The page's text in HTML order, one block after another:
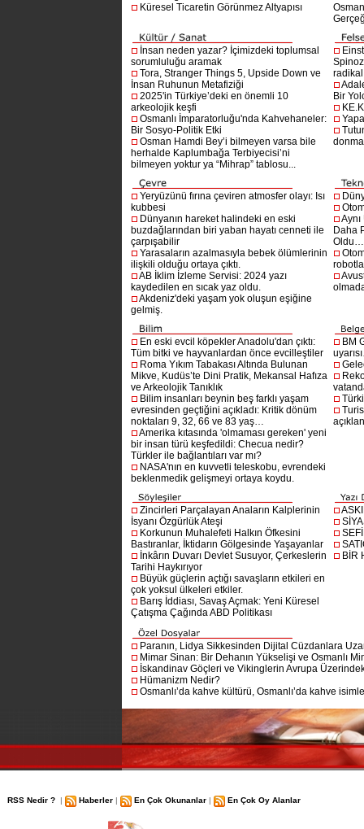
Küresel Ticaretin Görünmez Altyapısı
İnsan neden yazar? İçimizdeki toplumsal
sorumluluğu aramak
Tora, Stranger Things 5, Upside Down ve
İnsan Ruhunun Metafiziği
2025'in Türkiye’deki en önemli 10
arkeolojik keşfi
Osmanlı İmparatorluğu'nda Kahvehaneler:
Bir Sosyo-Politik Etki
Osman Hamdi Bey’i bilmeyen varsa bile
herhalde Kaplumbağa Terbiyecisi’ni
bilmeyen yoktur ya “Mihrap” tablosu...
Bir
Yeryüzünü fırına çeviren atmosfer olayı: Isı
kubbesi
Dünyanın hareket halindeki en eski
buzdağlarından biri yaban hayatı cenneti ile
çarpışabilir
Yarasaların azalmasıyla bebek ölümlerinin
ilişkili olduğu ortaya çıktı.
AB İklim İzleme Servisi: 2024 yazı
kaydedilen en sıcak yaz oldu.
Akdeniz'deki yaşam yok oluşun eşiğine
gelmiş.
Daha
Oldu…
En eski evcil köpekler Anadolu'dan çıktı:
Tüm bitki ve hayvanlardan önce evcilleştiler
Roma Yıkım Tabakası Altında Bulunan
Mikve, Kudüs’te Dini Pratik, Mekansal Hafıza
ve Arkeolojik Tanıklık
Bilim insanları beynin beş farklı yaşam
evresinden geçtiğini açıkladı: Kritik dönüm
noktaları 9, 32, 66 ve 83 yaş…
Amerika kıtasında 'olmaması gereken' yeni
bir insan türü keşfedildi: Checua nedir?
Türkler ile bağlantıları var mı?
NASA'nın en kuvvetli teleskobu, evrendeki
beklenmedik gelişmeyi ortaya koydu.
BM
Zincirleri Parçalayan Anaların Kalplerinin
İsyanı Özgürlük Ateşi
Korkunun Muhalefeti Halkın Öfkesini
Bastıranlar, İktidarın Gölgesinde Yaşayanlar
İnkârın Duvarı Devlet Susuyor, Çerkeslerin
Tarihi Haykırıyor
Büyük güçlerin açtığı savaşların etkileri en
çok yoksul ülkeleri etkiler.
Barış İddiası, Savaş Açmak: Yeni Küresel
Çatışma Çağında ABD Politikası
BİR
Paranın, Lidya Sikkesinden Dijital Cüzdanlara
Mimar Sinan: Bir Dehanın Yükselişi ve Osmanlı
İskandinav Göçleri ve Vikinglerin Avrupa
Hümanizm Nedir?
Osmanlı’da kahve kültürü, Osmanlı’da kahve
RSS Nedir ? | Haberler | En Çok Okunanlar | En Çok Oy Alanlar